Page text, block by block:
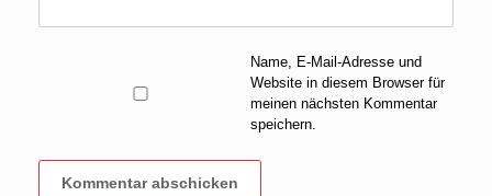
Name, E-Mail-Adresse und
Website in diesem Browser für
meinen nächsten Kommentar
speichern.